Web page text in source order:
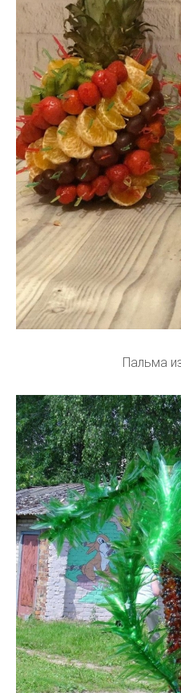
Пальма